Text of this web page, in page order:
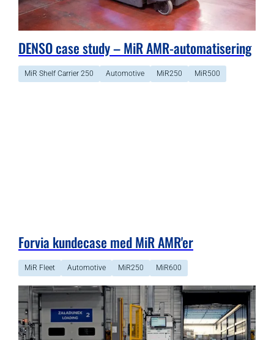
DENSO case study – MiR AMR-automatisering
MiR Shelf Carrier 250 Automotive MiR250 MiR500
Forvia kundecase med MiR AMR'er
MiR Fleet Automotive MiR250 MiR600